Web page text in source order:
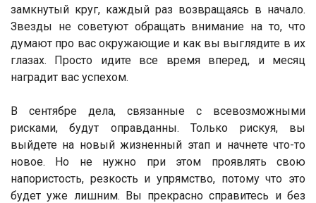
замкнутый круг, каждый раз возвращаясь в начало.
Звезды не советуют обращать внимание на то, что
думают про вас окружающие и как вы выглядите в их
глазах. Просто идите все время вперед, и месяц
наградит вас успехом.
В сентябре дела, связанные с всевозможными
рисками, будут оправданны. Только рискуя, вы
выйдете на новый жизненный этап и начнете что-то
новое. Но не нужно при этом проявлять свою
напористость, резкость и упрямство, потому что это
будет уже лишним. Вы прекрасно справитесь и без